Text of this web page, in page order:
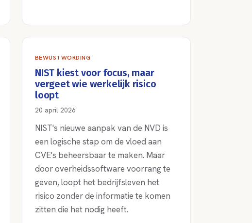
BEWUSTWORDING
NIST kiest voor focus, maar
vergeet wie werkelijk risico
loopt
20 april 2026
NIST's nieuwe aanpak van de NVD is
een logische stap om de vloed aan
CVE's beheersbaar te maken. Maar
door overheidssoftware voorrang te
geven, loopt het bedrijfsleven het
risico zonder de informatie te komen
zitten die het nodig heeft.